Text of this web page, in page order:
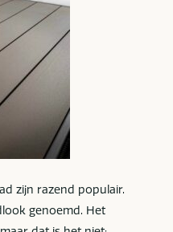
zijn razend populair.
genoemd. Het